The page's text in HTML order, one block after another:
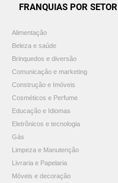
FRANQUIAS POR SETOR
Alimentação
Beleza e saúde
Brinquedos e diversão
Comunicação e marketing
Construção e Imóveis
Cosméticos e Perfume
Educação e Idiomas
Eletrônicos e tecnologia
Gás
Limpeza e Manutenção
Livraria e Papelaria
Móveis e decoração